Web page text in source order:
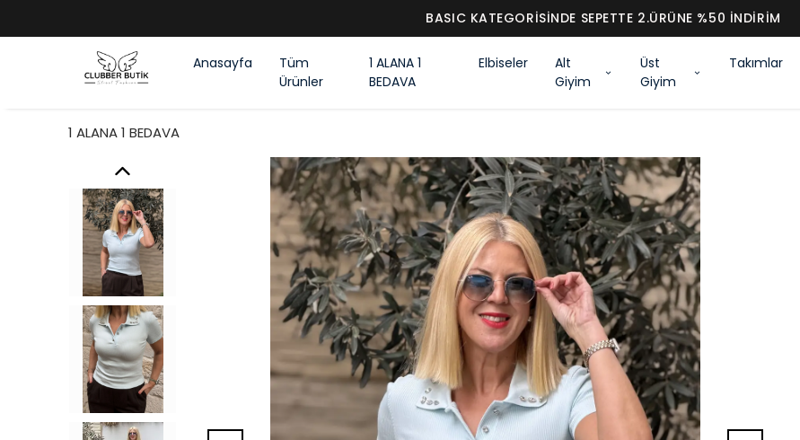
BASIC KATEGORİSİNDE SEPETTE 2.ÜRÜNE %50 İNDİRİM
Anasayfa
Tüm
Ürünler
1 ALANA 1
BEDAVA
Elbiseler
Alt
Giyim
Üst
Giyim
Takımlar
1 ALANA 1 BEDAVA